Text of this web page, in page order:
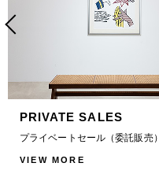
PRIVATE SALES
プライベートセール（委託販売）
VIEW MORE